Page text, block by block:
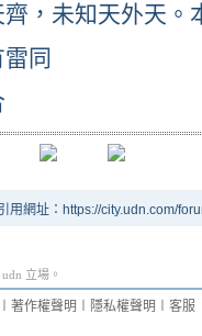
齊，未知天外天
同
用網址：https://city.udn.com/
立場。
著作權聲明 隱私權聲明 客服